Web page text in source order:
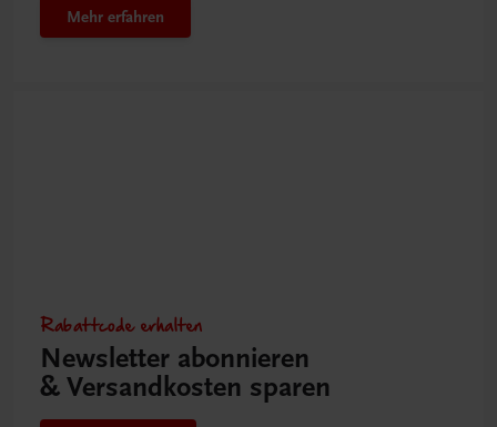
Mehr erfahren
Rabattcode erhalten
Newsletter abonnieren
& Versandkosten sparen